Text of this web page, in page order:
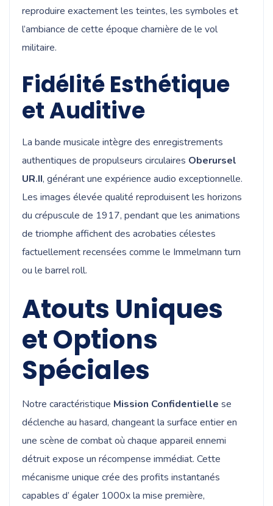
reproduire exactement les teintes, les symboles et
l’ambiance de cette époque charnière de le vol
militaire.
Fidélité Esthétique
et Auditive
La bande musicale intègre des enregistrements
authentiques de propulseurs circulaires Oberursel
UR.II, générant une expérience audio exceptionnelle.
Les images élevée qualité reproduisent les horizons
du crépuscule de 1917, pendant que les animations
de triomphe affichent des acrobaties célestes
factuellement recensées comme le Immelmann turn
ou le barrel roll.
Atouts Uniques
et Options
Spéciales
Notre caractéristique Mission Confidentielle se
déclenche au hasard, changeant la surface entier en
une scène de combat où chaque appareil ennemi
détruit expose un récompense immédiat. Cette
mécanisme unique crée des profits instantanés
capables d’ égaler 1000x la mise première,